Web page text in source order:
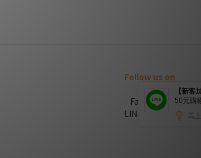
Follow us on
FaceBook
LINE官方帳號